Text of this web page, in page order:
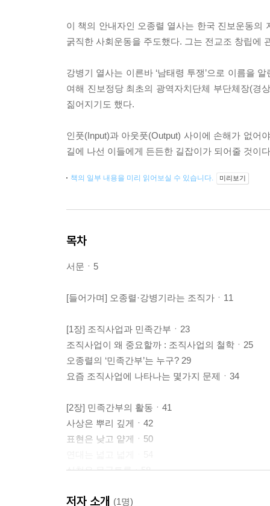
이 책의 안내자인 오종렬 열사는 한국 진보운동의
굵직한 사회운동을 주도했다. 그는 전교조 창립에
강병기 열사는 이른바 ‘남태령 투쟁’으로 이름을
여해 진보정당 최초의 광역자치단체 부단체장(경
짊어지기도 했다.
인풋(Input)과 아웃풋(Output) 사이에 손해가 없어
길에 나선 이들에게 든든한 길잡이가 되어줄 것이
책의 일부 내용을 미리 읽어보실 수 있습니다. 미리보기
목차
서문ㆍ5
[들어가며] 오종렬·강병기라는 조직가ㆍ11
[1장] 조직사업과 민족간부ㆍ23
조직사업이 왜 중요할까 : 조직사업의 철학ㆍ25
오종렬의 ‘민족간부’는 누구? 29
요즘 조직사업에 나타나는 몇가지 문제ㆍ34
[2장] 민족간부의 활동ㆍ41
사상은 뿌리 깊게ㆍ42
표현은 낮고 얕게ㆍ50
실천은 무궁토록ㆍ58
[보론] 민족간부의 반면교사들 ㆍ71
저자 소개 (1명)